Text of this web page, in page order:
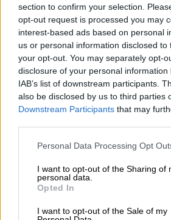
section to confirm your selection.
opt-out request is processed you may
interest-based ads based on personal
us or personal information disclosed
your opt-out. You may separately opt-
disclosure of your personal
IAB’s list of downstream participants.
also be disclosed by us to third parties
Downstream Participants that may
Please note that this website/app uses
not limited to your visit or usage
grant or deny consent to Google and
use your data for below specified
consent section.
Personal Data Processing Opt
I want to opt-out of the Sharing of
personal data.
Opted In
I want to opt-out of the Sale of my
Συρμός τουπροαστιακού
φορτηγό στηνΑυλίδα, με
οχήματοςνα καταγγέλλει
κατέβει οιμπάρες.
ΔΙΑΒΑΣΤΕ ΕΠΙΣΗΣ
Δείτε φωτογραφίες
της σύγκρουσης συρμού
προαστιακού με